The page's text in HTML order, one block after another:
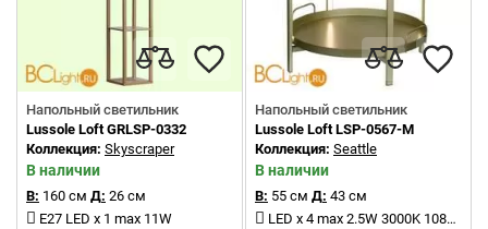
Напольный светильник
Lussole Loft GRLSP-0332
Коллекция: Skyscraper
В наличии
В: 160 см Д: 26 см
E27 LED x 1 max 11W
Напольный светильник
Lussole Loft LSP-0567-M
Коллекция: Seattle
В наличии
В: 55 см Д: 43 см
LED x 4 max 2.5W 3000K 1080Lm